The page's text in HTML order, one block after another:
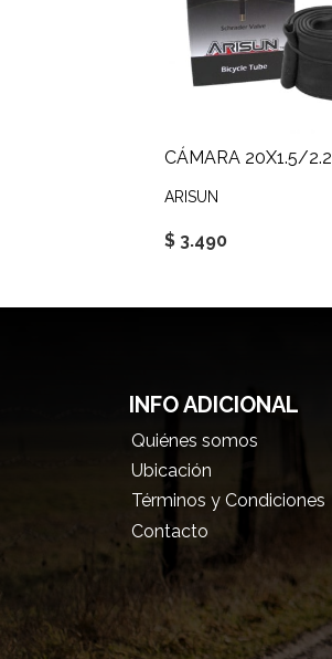
CÁMARA 20X1.5/2.2
ARISUN
$ 3.490
INFO ADICIONAL
Quiénes somos
Ubicación
Términos y Condiciones
Contacto